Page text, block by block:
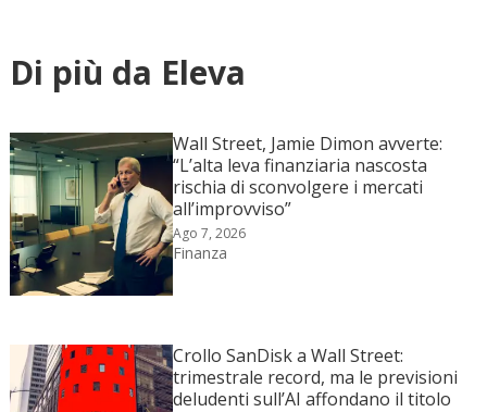
Di più da Eleva
Wall Street, Jamie Dimon avverte:
“L’alta leva finanziaria nascosta
rischia di sconvolgere i mercati
all’improvviso”
Ago 7, 2026
Finanza
Crollo SanDisk a Wall Street:
trimestrale record, ma le previsioni
deludenti sull’AI affondano il titolo